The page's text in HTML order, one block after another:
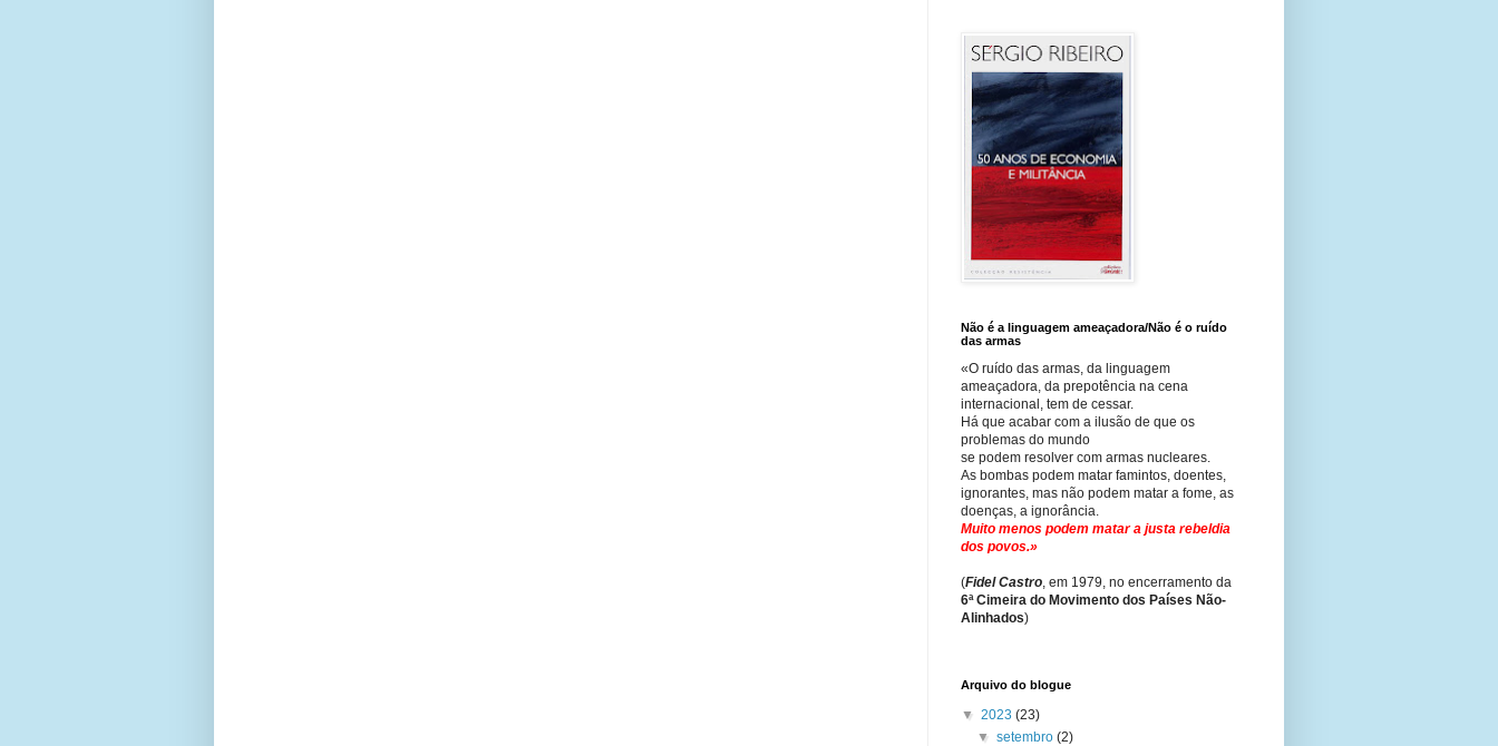
Não é a linguagem ameaçadora/Não é o ruído
das armas
«O ruído das armas, da linguagem
ameaçadora, da prepotência na cena
internacional, tem de cessar.
Há que acabar com a ilusão de que os
problemas do mundo
se podem resolver com armas nucleares.
As bombas podem matar famintos, doentes,
ignorantes, mas não podem matar a fome, as
doenças, a ignorância.
Muito menos podem matar a justa rebeldia
dos povos.»
(Fidel Castro, em 1979, no encerramento da
6ª Cimeira do Movimento dos Países Não-
Alinhados)
Arquivo do blogue
▼ 2023 (23)
▼setembro(2)